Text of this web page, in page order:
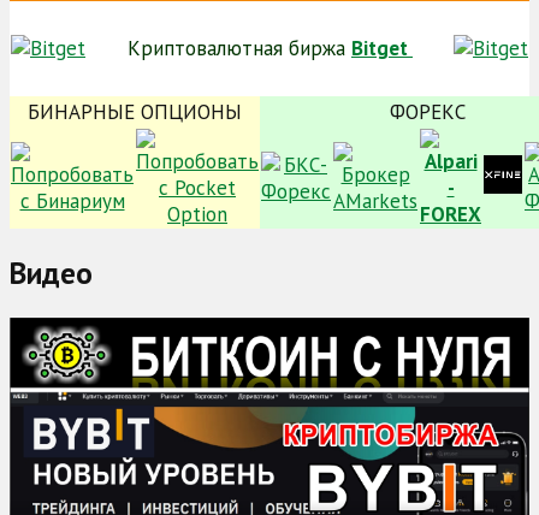
Криптовалютная биржа Bitget
БИНАРНЫЕ ОПЦИОНЫ ФОРЕКС
Видео